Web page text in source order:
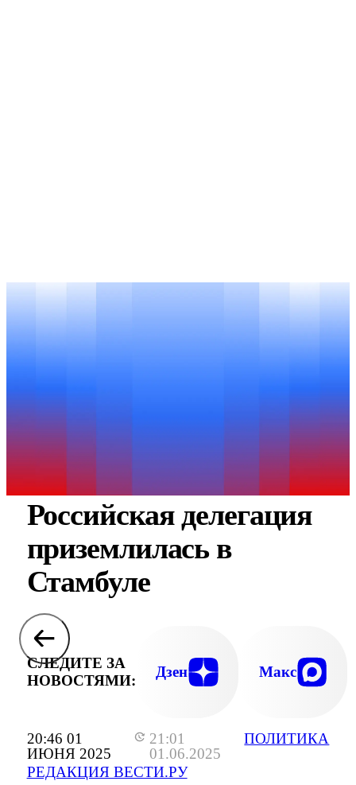
20:46 01
ИЮНЯ 2025
21:01
01.06.2025
РЕДАКЦИЯ ВЕСТИ.РУ
ПОЛИТИКА
Российская делегация
приземлилась в
Стамбуле
СЛЕДИТЕ ЗА
НОВОСТЯМИ:
Дзен Макс